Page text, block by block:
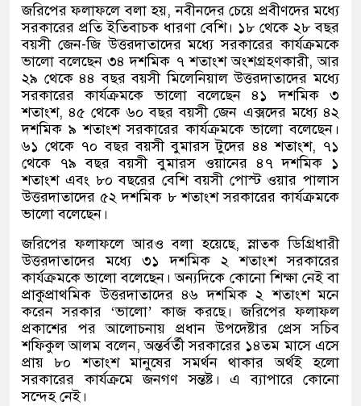
জরিপের ফলাফলে বলা হয়, নবীনদের চেয়ে প্রবীণদের মধ্যে
সরকারের প্রতি ইতিবাচক ধারণা বেশি। ১৮ থেকে ২৮ বছর
বয়সী জেন-জি উত্তরদাতাদের মধ্যে সরকারের কার্যক্রমকে
ভালো বলেছেন ৩৪ দশমিক ৭ শতাংশ অংশগ্রহণকারী, আর
২৯ থেকে ৪৪ বছর বয়সী মিলেনিয়াল উত্তরদাতাদের মধ্যে
সরকারের কার্যক্রমকে ভালো বলেছেন ৪১ দশমিক ৩
শতাংশ, ৪৫ থেকে ৬০ বছর বয়সী জেন এক্সদের মধ্যে ৪২
দশমিক ৯ শতাংশ সরকারের কার্যক্রমকে ভালো বলেছেন।
৬১ থেকে ৭০ বছর বয়সী বুমারস টুদের ৪৪ শতাংশ, ৭১
থেকে ৭৯ বছর বয়সী বুমারস ওয়ানের ৪৭ দশমিক ১
শতাংশ এবং ৮০ বছরের বেশি বয়সী পোস্ট ওয়ার পালাস
উত্তরদাতাদের ৫২ দশমিক ৮ শতাংশ সরকারের কার্যক্রমকে
ভালো বলেছেন।
জরিপের ফলাফলে আরও বলা হয়েছে, স্নাতক ডিগ্রিধারী
উত্তরদাতাদের মধ্যে ৩১ দশমিক ২ শতাংশ সরকারের
কার্যক্রমকে ভালো বলেছেন। অন্যদিকে কোনো শিক্ষা নেই বা
প্রাকুপ্রাথমিক উত্তরদাতাদের ৪৬ দশমিক ২ শতাংশ মনে
করেন সরকার ‘ভালো’ কাজ করছে। জরিপের ফলাফল
প্রকাশের পর আলোচনায় প্রধান উপদেষ্টার প্রেস সচিব
শফিকুল আলম বলেন, অন্তর্বর্তী সরকারের ১৪তম মাসে এসে
প্রায় ৮০ শতাংশ মানুষের সমর্থন থাকার অর্থই হলো
সরকারের কার্যক্রমে জনগণ সন্তষ্ট। এ ব্যাপারে কোনো
সন্দেহ নেই।